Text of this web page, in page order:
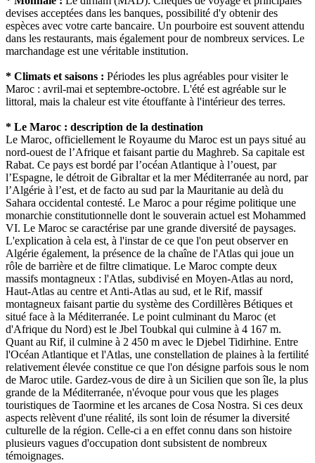
devises acceptées dans les banques, possibilité d'y obtenir des
espèces avec votre carte bancaire. Un pourboire est souvent attendu
dans les restaurants, mais également pour de nombreux services. Le
marchandage est une véritable institution.
* Climats et saisons : Périodes les plus agréables pour visiter le
Maroc : avril-mai et septembre-octobre. L'été est agréable sur le
littoral, mais la chaleur est vite étouffante à l'intérieur des terres.
* Le Maroc : description de la destination
Le Maroc, officiellement le Royaume du Maroc est un pays situé au
nord-ouest de l’Afrique et faisant partie du Maghreb. Sa capitale est
Rabat. Ce pays est bordé par l’océan Atlantique à l’ouest, par
l’Espagne, le détroit de Gibraltar et la mer Méditerranée au nord, par
l’Algérie à l’est, et de facto au sud par la Mauritanie au delà du
Sahara occidental contesté. Le Maroc a pour régime politique une
monarchie constitutionnelle dont le souverain actuel est Mohammed
VI. Le Maroc se caractérise par une grande diversité de paysages.
L'explication à cela est, à l'instar de ce que l'on peut observer en
Algérie également, la présence de la chaîne de l'Atlas qui joue un
rôle de barrière et de filtre climatique. Le Maroc compte deux
massifs montagneux : l'Atlas, subdivisé en Moyen-Atlas au nord,
Haut-Atlas au centre et Anti-Atlas au sud, et le Rif, massif
montagneux faisant partie du système des Cordillères Bétiques et
situé face à la Méditerranée. Le point culminant du Maroc (et
d'Afrique du Nord) est le Jbel Toubkal qui culmine à 4 167 m.
Quant au Rif, il culmine à 2 450 m avec le Djebel Tidirhine. Entre
l'Océan Atlantique et l'Atlas, une constellation de plaines à la fertilité
relativement élevée constitue ce que l'on désigne parfois sous le nom
de Maroc utile. Gardez-vous de dire à un Sicilien que son île, la plus
grande de la Méditerranée, n'évoque pour vous que les plages
touristiques de Taormine et les arcanes de Cosa Nostra. Si ces deux
aspects relèvent d'une réalité, ils sont loin de résumer la diversité
culturelle de la région. Celle-ci a en effet connu dans son histoire
plusieurs vagues d'occupation dont subsistent de nombreux
témoignages.